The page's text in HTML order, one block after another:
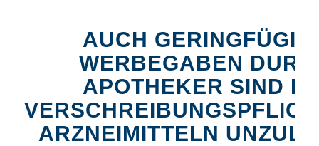
AUCH
WERBEGABEN
APOTHEKER SIND
ARZNEIMITTELN